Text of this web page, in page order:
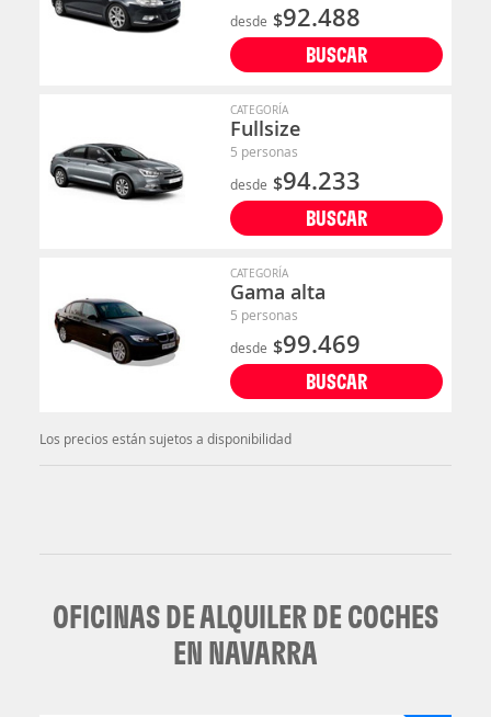
desde $92.488
BUSCAR
CATEGORÍA
Fullsize
5 personas
desde $94.233
BUSCAR
CATEGORÍA
Gama alta
5 personas
desde $99.469
BUSCAR
Los precios están sujetos a disponibilidad
OFICINAS DE ALQUILER DE COCHES
EN NAVARRA